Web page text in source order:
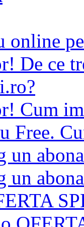
online
De ce
Cum
Free.
un
un